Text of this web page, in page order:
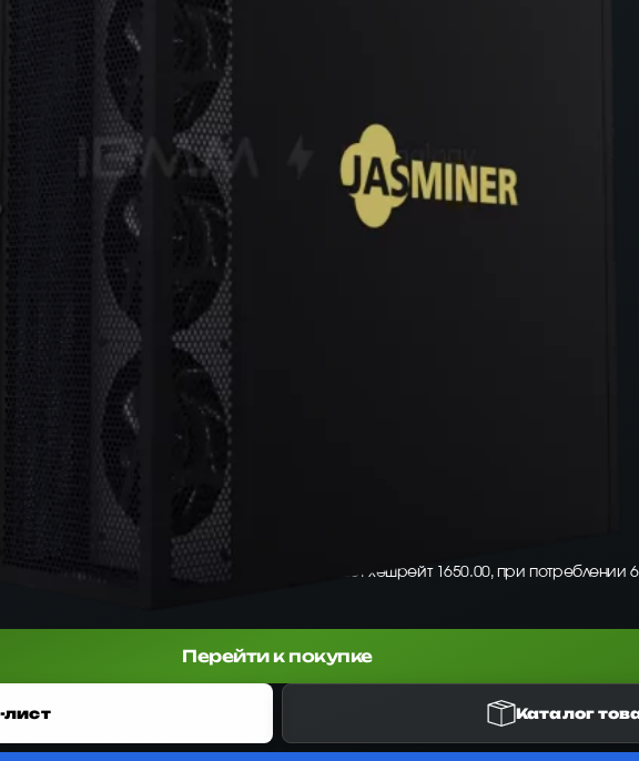
для алгоритма Etchash. Обеспечивает хешрейт 1650.00, при потреблении
Перейти к покупке
лист Каталог